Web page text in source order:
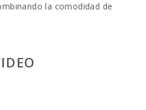
la comodidad de
edades.
puede entrar tanto por la